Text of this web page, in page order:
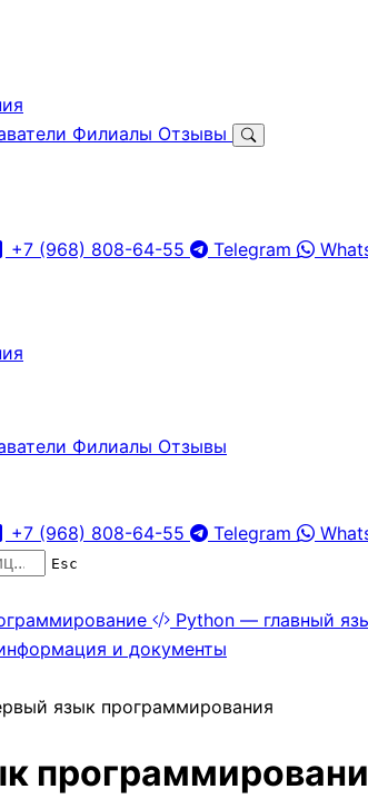
Филиалы Отзывы
+7 (968) 808-64-55 Telegram
Филиалы Отзывы
+7 (968) 808-64-55 Telegram
Esc
Python — главный
и документы
язык программирования